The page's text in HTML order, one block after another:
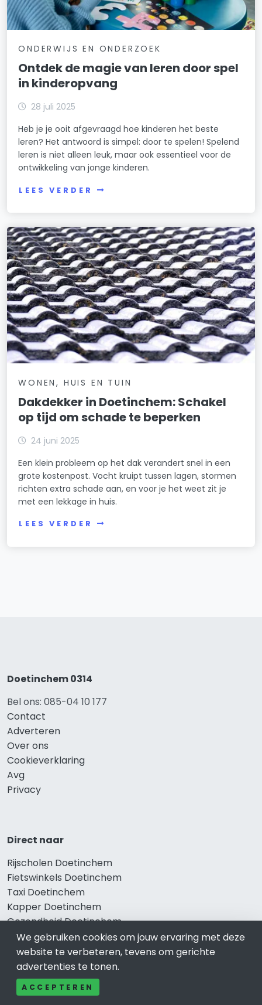
ONDERWIJS EN ONDERZOEK
Ontdek de magie van leren door spel
in kinderopvang
28 juli 2025
Heb je je ooit afgevraagd hoe kinderen het beste
leren? Het antwoord is simpel: door te spelen! Spelend
leren is niet alleen leuk, maar ook essentieel voor de
ontwikkeling van jonge kinderen.
LEES VERDER
WONEN, HUIS EN TUIN
Dakdekker in Doetinchem: Schakel
op tijd om schade te beperken
24 juni 2025
Een klein probleem op het dak verandert snel in een
grote kostenpost. Vocht kruipt tussen lagen, stormen
richten extra schade aan, en voor je het weet zit je
met een lekkage in huis.
LEES VERDER
Doetinchem 0314
Bel ons: 085-04 10 177
Contact
Adverteren
Over ons
Cookieverklaring
Avg
Privacy
Direct naar
Rijscholen Doetinchem
Fietswinkels Doetinchem
Taxi Doetinchem
Kapper Doetinchem
Gezondheid Doetinchem
Afvallen Doetinchem
Gezond eten Doetinchem
We gebruiken cookies om jouw ervaring met deze
website te verbeteren, tevens om gerichte
advertenties te tonen.
ACCEPTEREN